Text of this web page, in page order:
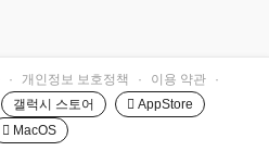
· 개인정보 보호정책 · 이용 약관
·
갤럭시 스토어
 AppStore
 MacOS